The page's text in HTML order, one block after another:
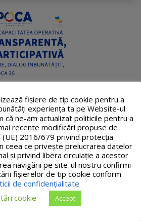
fişiere de tip cookie pentru a
experiența ta pe Website-ul
că ne-am actualizat politicile pentru a
recente modificări propuse de
(UE) 2016/679 privind protecția
ceea ce privește prelucrarea datelor
și privind libera circulație a acestor
navigării pe site-ul nostru confirmi
fişierelor de tip cookie conform
de confidențialitate
cookie
Accept